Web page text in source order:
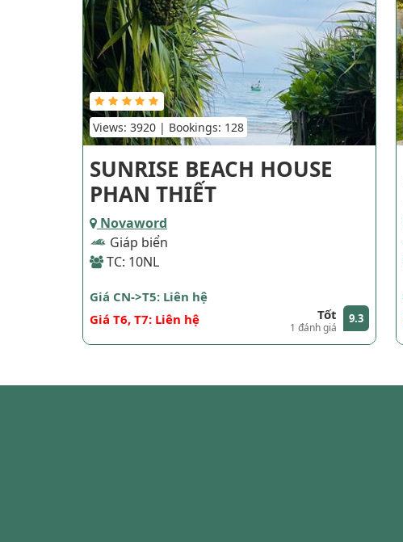
Views: 3920 | Bookings: 128
SUNRISE BEACH HOUSE
PHAN THIẾT
Novaword
Giáp biển
TC: 10NL
Giá CN->T5: Liên hệ
Giá T6, T7: Liên hệ
Tốt
1 đánh giá
9.3